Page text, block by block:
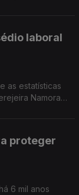
laboral
as estatísticas
Namora
proteger
6 mil anos